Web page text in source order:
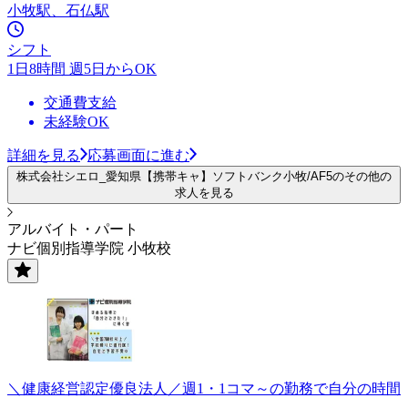
小牧駅、石仏駅
シフト
1日8時間 週5日からOK
交通費支給
未経験OK
詳細を見る 応募画面に進む
株式会社シエロ_愛知県【携帯キャ】ソフトバンク小牧/AF5のその他の
求人を見る
アルバイト・パート
ナビ個別指導学院 小牧校
＼健康経営認定優良法人／週1・1コマ～の勤務で自分の時間